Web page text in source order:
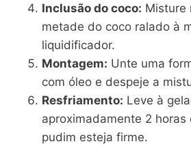
Inclusão do coco: Misture
metade do coco ralado à
liquidificador.
Montagem: Unte uma
com óleo e despeje a
Resfriamento: Leve à
aproximadamente 2 horas
pudim esteja firme.